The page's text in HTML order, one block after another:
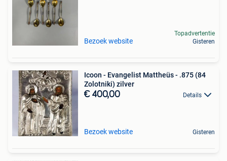
Bezoek website
Topadvertentie
Gisteren
Icoon - Evangelist Mattheüs - .875 (84
Zolotniki) zilver
€ 400,00 Details
Bezoek website Gisteren